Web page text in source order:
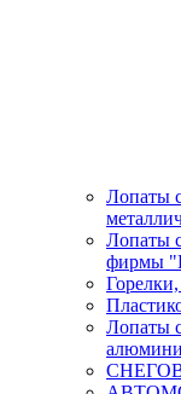
Лопаты
Лопаты
фирмы
Лопаты